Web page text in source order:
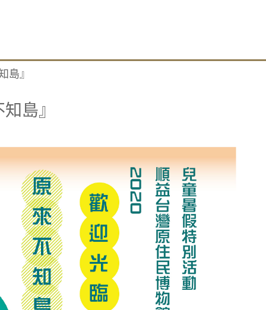
島』
島』